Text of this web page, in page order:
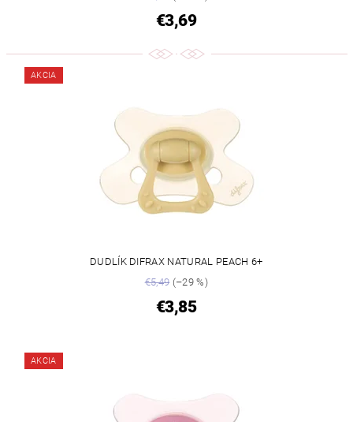
€3,69
AKCIA
DUDLÍK DIFRAX NATURAL PEACH 6+
€5,49(–29 %)
€3,85
AKCIA